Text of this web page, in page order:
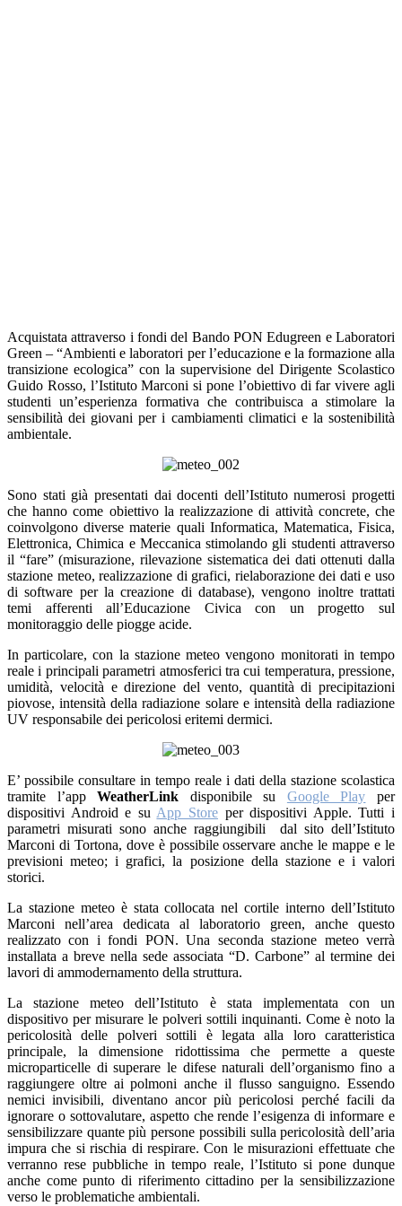
Acquistata attraverso i fondi del Bando PON Edugreen e Laboratori
Green – “Ambienti e laboratori per l’educazione e la formazione alla
transizione ecologica” con la supervisione del Dirigente Scolastico
Guido Rosso, l’Istituto Marconi si pone l’obiettivo di far vivere agli
studenti un’esperienza formativa che contribuisca a stimolare la
sensibilità dei giovani per i cambiamenti climatici e la sostenibilità
ambientale.
Sono stati già presentati dai docenti dell’Istituto numerosi progetti
che hanno come obiettivo la realizzazione di attività concrete, che
coinvolgono diverse materie quali Informatica, Matematica, Fisica,
Elettronica, Chimica e Meccanica stimolando gli studenti attraverso
il “fare” (misurazione, rilevazione sistematica dei dati ottenuti dalla
stazione meteo, realizzazione di grafici, rielaborazione dei dati e uso
di software per la creazione di database), vengono inoltre trattati
temi afferenti all’Educazione Civica con un progetto sul
monitoraggio delle piogge acide.
In particolare, con la stazione meteo vengono monitorati in tempo
reale i principali parametri atmosferici tra cui temperatura, pressione,
umidità, velocità e direzione del vento, quantità di precipitazioni
piovose, intensità della radiazione solare e intensità della radiazione
UV responsabile dei pericolosi eritemi dermici.
E’ possibile consultare in tempo reale i dati della stazione scolastica
tramite l’appWeatherLink disponibile su Google Play per
dispositivi Android e su App Store per dispositivi Apple. Tutti i
parametri misurati sono anche raggiungibili
dal sito dell’Istituto
Marconi di Tortona, dove è possibile osservare anche le mappe e le
previsioni meteo; i grafici, la posizione della stazione e i valori
storici.
La stazione meteo è stata collocata nel cortile interno dell’Istituto
Marconi nell’area dedicata al laboratorio green, anche questo
realizzato con i fondi PON. Una seconda stazione meteo verrà
installata a breve nella sede associata “D. Carbone” al termine dei
lavori di ammodernamento della struttura.
La stazione meteo dell’Istituto è stata implementata con un
dispositivo per misurare le polveri sottili inquinanti. Come è noto la
pericolosità delle polveri sottili è legata alla loro caratteristica
principale, la dimensione ridottissima che permette a queste
microparticelle di superare le difese naturali dell’organismo fino a
raggiungere oltre ai polmoni anche il flusso sanguigno. Essendo
nemici invisibili, diventano ancor più pericolosi perché facili da
ignorare o sottovalutare, aspetto che rende l’esigenza di informare e
sensibilizzare quante più persone possibili sulla pericolosità dell’aria
impura che si rischia di respirare. Con le misurazioni effettuate che
verranno rese pubbliche in tempo reale, l’Istituto si pone dunque
anche come punto di riferimento cittadino per la sensibilizzazione
verso le problematiche ambientali.